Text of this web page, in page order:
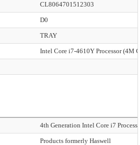
CL8064701512303
D0
TRAY
4th Generation Intel Core i7
Products formerly Haswell